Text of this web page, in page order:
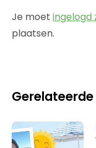
Je moet ingelogd
plaatsen.